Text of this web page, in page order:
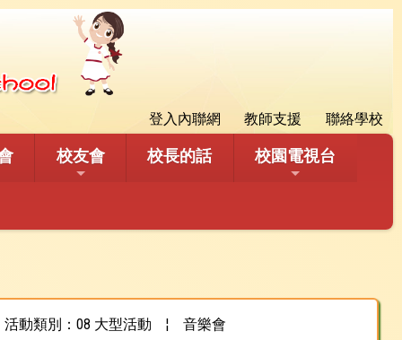
登入內聯網 教師支援 聯絡學校
校友會 校長的話 校園電視台
活動類別：08 大型活動 ¦ 音樂會